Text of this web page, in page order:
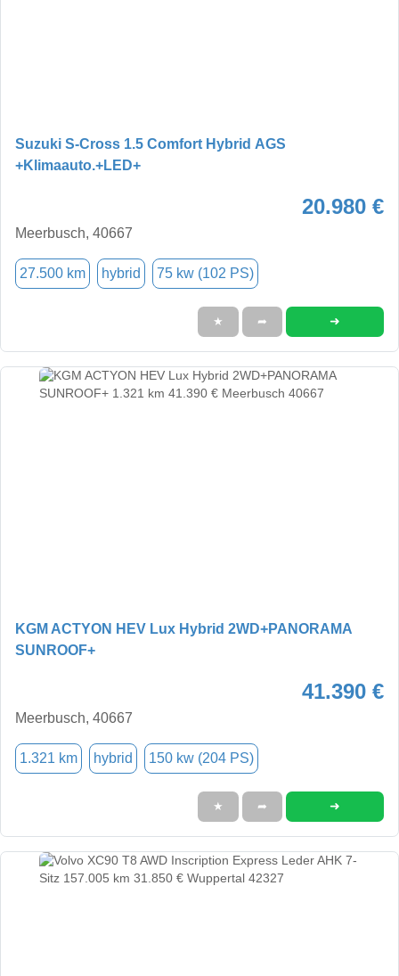
Suzuki S-Cross 1.5 Comfort Hybrid AGS
+Klimaauto.+LED+
20.980 €
Meerbusch, 40667
27.500 km hybrid 75 kw (102 PS)
★ ➦ ➜
KGM ACTYON HEV Lux Hybrid 2WD+PANORAMA
SUNROOF+
41.390 €
Meerbusch, 40667
1.321 km hybrid 150 kw (204 PS)
★ ➦ ➜